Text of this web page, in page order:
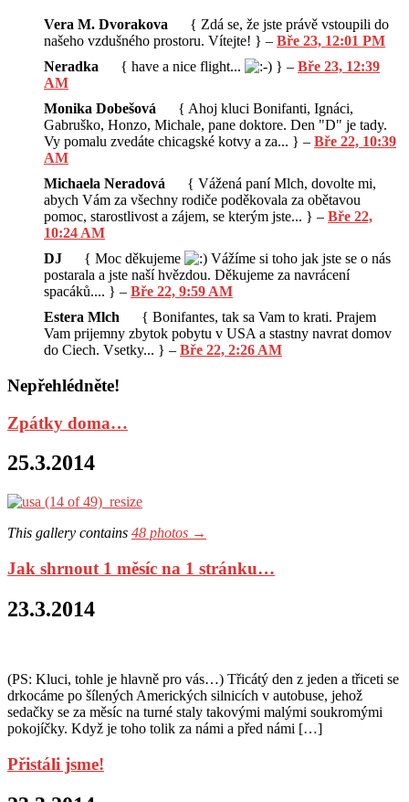
Vera M. Dvorakova
{ Zdá se, že jste právě vstoupili do
našeho vzdušného prostoru. Vítejte! } – Bře 23, 12:01 PM
Neradka
{ have a nice flight... } – Bře 23, 12:39
AM
Monika Dobešová
{ Ahoj kluci Bonifanti, Ignáci,
Gabruško, Honzo, Michale, pane doktore. Den "D" je tady.
Vy pomalu zvedáte chicagské kotvy a za... } – Bře 22, 10:39
AM
Michaela Neradová
{ Vážená paní Mlch, dovolte mi,
abych Vám za všechny rodiče poděkovala za obětavou
pomoc, starostlivost a zájem, se kterým jste... } – Bře 22,
10:24 AM
DJ
{ Moc děkujeme
Vážíme si toho jak jste se o nás
postarala a jste naší hvězdou. Děkujeme za navrácení
spacáků.... } – Bře 22, 9:59 AM
Estera Mlch
{ Bonifantes, tak sa Vam to krati. Prajem
Vam prijemny zbytok pobytu v USA a stastny navrat domov
do Ciech. Vsetky... } – Bře 22, 2:26 AM
Nepřehlédněte!
Zpátky doma…
25.3.2014
This gallery contains 48 photos →
Jak shrnout 1 měsíc na 1 stránku…
23.3.2014
(PS: Kluci, tohle je hlavně pro vás…) Třicátý den z jeden a třiceti se
drkocáme po šílených Amerických silnicích v autobuse, jehož
sedačky se za měsíc na turné staly takovými malými soukromými
pokojíčky. Když je toho tolik za námi a před námi […]
Přistáli jsme!